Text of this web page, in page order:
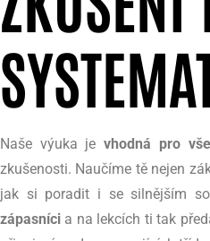
Naše výuka jevhodná pro
zkušenosti. Naučíme tě nejen
jak si poradit i se silnějším
zápasníci a na lekcích ti tak